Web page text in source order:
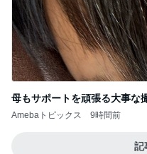
母もサポートを頑張る大事な
Amebaトピックス 9時間前
記